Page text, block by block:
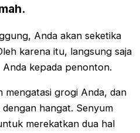
Anda akan seketika
karena itu, langsung saja
kepada penonton.
mengatasi grogi Anda, dan
hangat. Senyum
merekatkan dua hal